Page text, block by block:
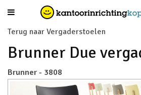
Terug naar Vergaderstoelen
Brunner Due
Brunner - 3808